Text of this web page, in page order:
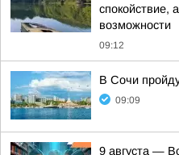
спокойствие,
возможности
09:12
В Сочи
09:09
9 августа —